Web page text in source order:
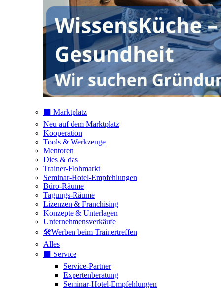
⬛️ Marktplatz
Neu auf dem Marktplatz
Kooperation
Tools & Werkzeuge
Mentoren
Dies & das
Trainer-Flohmarkt
Seminar-Hotel-Empfehlungen
Büro-Räume
Tagungs-Räume
Lizenzen & Franchising
Konzepte & Unterlagen
Unternehmensverkäufe
🛠️Werben beim Trainertreffen
Alles
⬛️ Service
Service-Partner
Expertenberatung
Seminar-Hotel-Empfehlungen